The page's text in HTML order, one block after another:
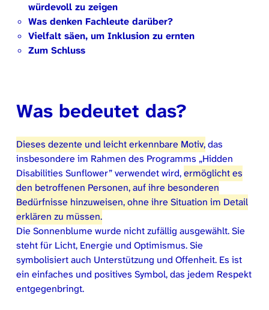
würdevoll zu zeigen
Was denken Fachleute darüber?
Vielfalt säen, um Inklusion zu ernten
Zum Schluss
Was bedeutet das?
Dieses dezente und leicht erkennbare Motiv,das
insbesondere im Rahmen des Programms „Hidden
Disabilities Sunflower” verwendet wird,ermöglicht es
den betroffenen Personen, auf ihre besonderen
Bedürfnisse hinzuweisen, ohne ihre Situation im Detail
erklären zu müssen.
Die Sonnenblume wurde nicht zufällig ausgewählt. Sie
steht für Licht, Energie und Optimismus. Sie
symbolisiert auch Unterstützung und Offenheit. Es ist
ein einfaches und positives Symbol, das jedem Respekt
entgegenbringt.